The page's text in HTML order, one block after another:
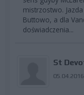
mistrzostwo.
Buttowo, a dla
doświadczenia...
St